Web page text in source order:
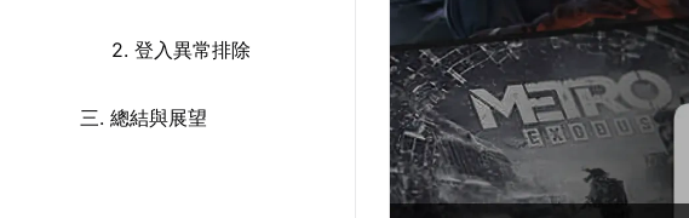
2. 登入異常排除
三. 總結與展望